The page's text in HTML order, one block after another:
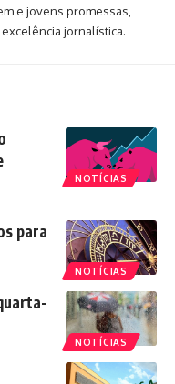
e jovens promessas,
jornalística.
NOTÍCIAS
NOTÍCIAS
para
NOTÍCIAS